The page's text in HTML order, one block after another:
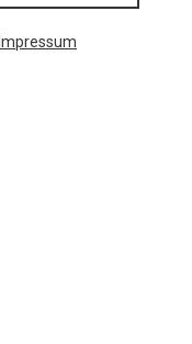
Impressum